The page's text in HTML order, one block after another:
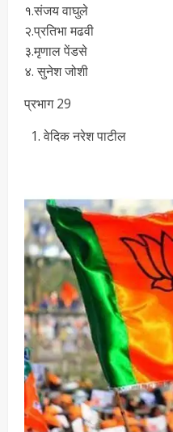
१.संजय वाघुले
२.प्रतिभा मढवी
३.मृणाल पेंडसे
४. सुनेश जोशी
प्रभाग 29
वेदिक नरेश पाटील